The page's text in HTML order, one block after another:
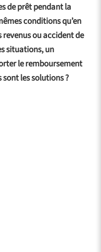
de prêt pendant la
conditions qu’en
revenus ou accident de
situations, un
le remboursement
les solutions ?